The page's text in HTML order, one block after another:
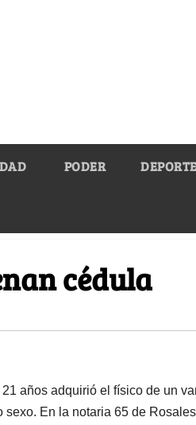
PODER
cédula
años adquirió el físico de un
En la notaria 65 de